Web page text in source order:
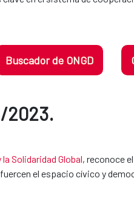
Buscador de ONGD
2023.​​​​​​​
Solidaridad Global, reconoce
el espacio cívico y